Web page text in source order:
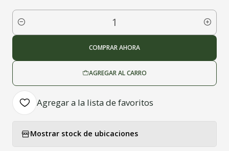
Cantidad
AGREGAR AL CARRO
COMPRAR AHORA
Agregar a la lista de favoritos
Mostrar stock de ubicaciones